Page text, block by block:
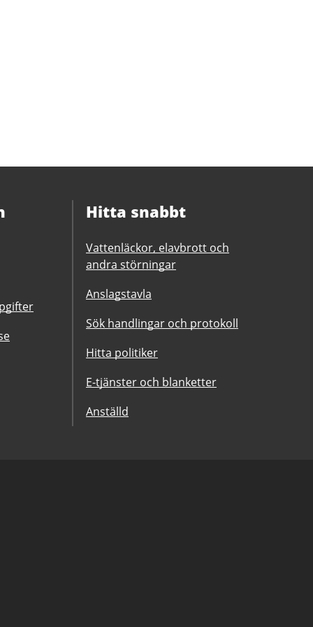
Hitta snabbt
Vattenläckor, elavbrott och
andra störningar
Anslagstavla
Sök handlingar och protokoll
Hitta politiker
E-tjänster och blanketter
Anställd